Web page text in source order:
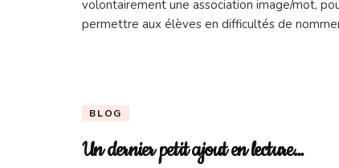
volontairement une association image/mot,
permettre aux élèves en difficultés de
BLOG
Un dernier petit ajout en lecture…